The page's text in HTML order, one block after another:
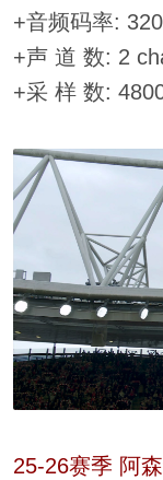
+音频码率:
+声 道 数: 2
+采 样 数:
25-26赛季 阿